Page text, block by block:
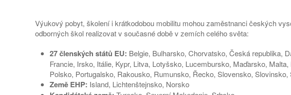
Výukový pobyt, školení i krátkodobou mobilitu mohou zaměstnanci českých
odborných škol realizovat v současné době v zemích celého světa:
27 členských států EU: Belgie, Bulharsko, Chorvatsko, Česká republika,
Francie, Irsko, Itálie, Kypr, Litva, Lotyšsko, Lucembursko, Maďarsko,
Polsko, Portugalsko, Rakousko, Rumunsko, Řecko, Slovensko,
Země EHP: Island, Lichtenštejnsko, Norsko